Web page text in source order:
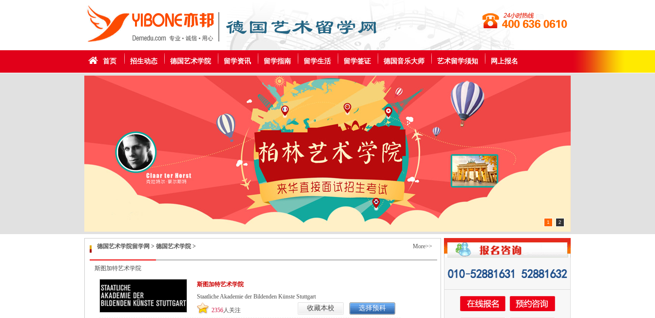
首页 招生动态 德国艺术学院 留学资讯 留学指南 留学生活 留学签证 德国音乐大师 艺术留学须知 网上报名
1 2
德国艺术学院留学网 > 德国艺术学院 > More>>
斯图加特艺术学院
斯图加特艺术学院
Staatliche Akademie der Bildenden Künste Stuttgart
2356人关注 收藏本校 选择预科